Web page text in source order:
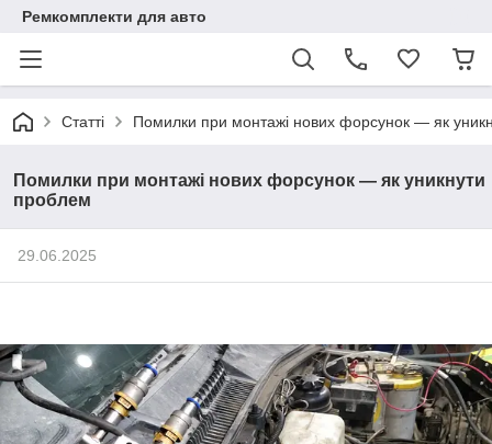
Ремкомплекти для авто
Статті Помилки при монтажі нових форсунок — як
Помилки при монтажі нових форсунок — як уникнути
проблем
29.06.2025